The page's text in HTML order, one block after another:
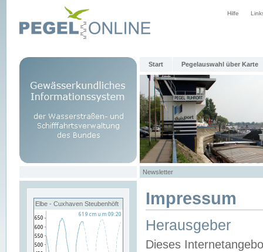
Hilfe
Start Pegelauswahl über Karte
Newsletter
Elbe - Cuxhaven Steubenhöft Impressum
Herausgeber
Dieses